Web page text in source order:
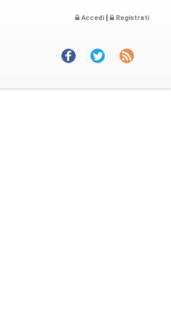
Accedi | Registrati